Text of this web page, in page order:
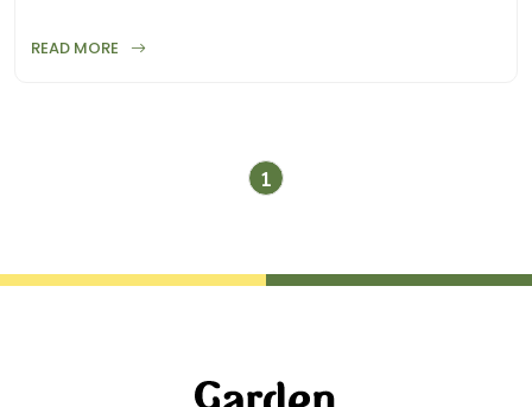
READ MORE
1